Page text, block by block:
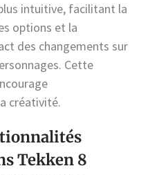
intuitive, facilitant la
options et la
des changements sur
Cette
créativité.
Tekken 8